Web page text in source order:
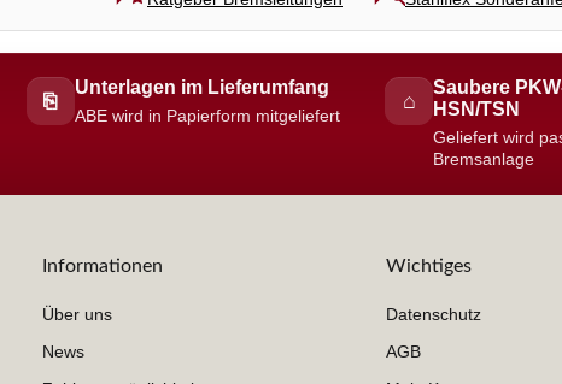
⎘
Unterlagen im Lieferumfang
ABE wird in Papierform mitgeliefert
⌂
Saubere
HSN/TSN
Geliefert wird
Bremsanlage
Informationen
Über uns
News
Wichtiges
Datenschutz
AGB